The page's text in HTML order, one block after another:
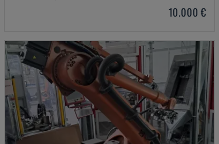
10.000 €